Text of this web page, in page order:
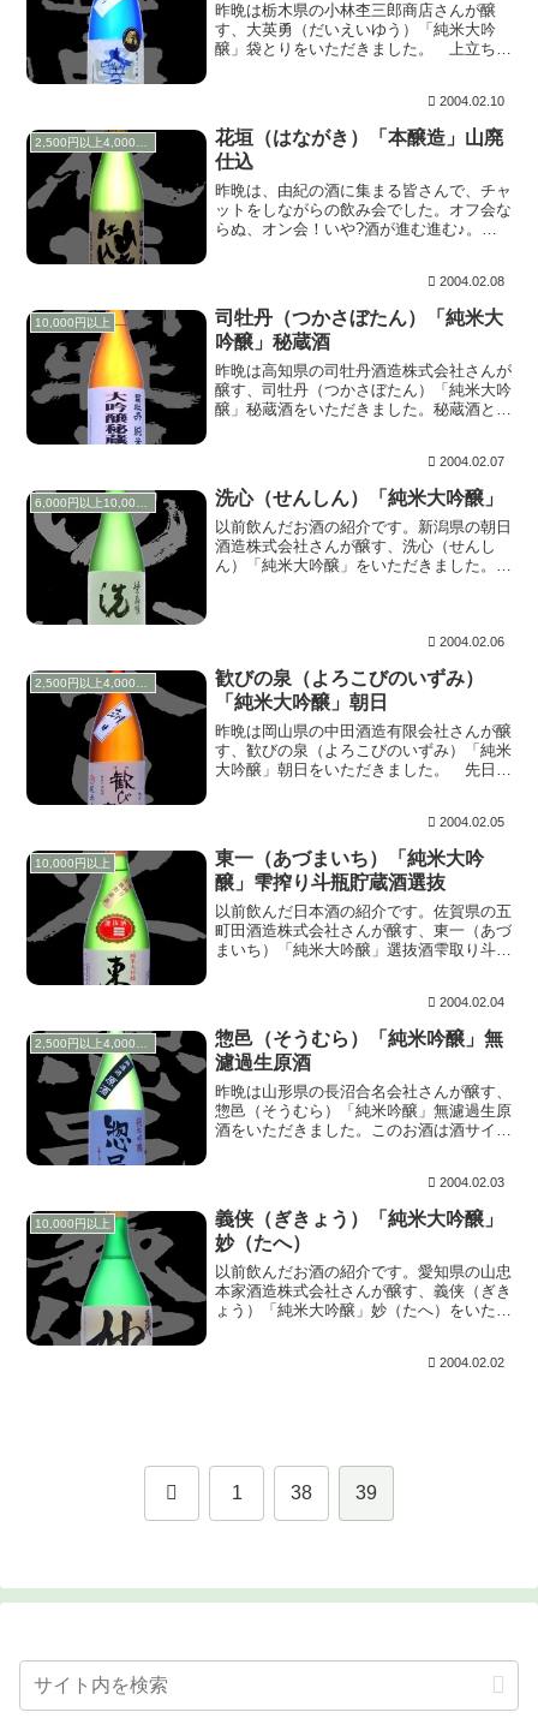
昨晩は栃木県の小林杢三郎商店さんが醸
す、大英勇（だいえいゆう）「純米大吟
醸」袋とりをいただきました。 上立ち香
飛びっきり♪大変おいしゅうございまし
た。 このお酒は酒...
2004.02.10
2,500円以上4,000円未満
花垣（はながき）「本醸造」山廃
仕込
昨晩は、由紀の酒に集まる皆さんで、チャ
ットをしながらの飲み会でした。オフ会な
らぬ、オン会！いや?酒が進む進む♪。飲
山廃仕込みです。 上立ち香はほんのりこ
っくりと麹様...
2004.02.08
10,000円以上
司牡丹（つかさぼたん）「純米大
吟醸」秘蔵酒
昨晩は高知県の司牡丹酒造株式会社さんが
醸す、司牡丹（つかさぼたん）「純米大吟
醸」秘蔵酒をいただきました。秘蔵酒と言
う意味があるそうです。その条件に合って
いるお酒とい...
2004.02.07
洗心（せんしん）「純米大吟醸」
以前飲んだお酒の紹介です。新潟県の朝日
酒造株式会社さんが醸す、洗心（せんし
ん）「純米大吟醸」をいただきました。か
2004.02.06
歓びの泉（よろこびのいずみ）
「純米大吟醸」朝日
昨晩は岡山県の中田酒造有限会社さんが醸
す、歓びの泉（よろこびのいずみ）「純米
大吟醸」朝日をいただきました。 先日は
しぼりたて本生ですので爽やかでビッカビ
カの元気が出...
2004.02.05
10,000円以上
東一（あづまいち）「純米大吟
醸」雫搾り斗瓶貯蔵酒選抜
以前飲んだ日本酒の紹介です。佐賀県の五
町田酒造株式会社さんが醸す、東一（あづ
まいち）「純米大吟醸」選抜酒雫取り斗瓶
特に選び抜いたものに赤いシールが貼られ
て出荷される...
2004.02.04
惣邑（そうむら）「純米吟醸」無
濾過生原酒
昨晩は山形県の長沼合名会社さんが醸す、
惣邑（そうむら）「純米吟醸」無濾過生原
酒をいただきました。このお酒は酒サイト
に香ります。含むと、いや～旨い！。無濾
過生原酒らし...
2004.02.03
10,000円以上
義侠（ぎきょう）「純米大吟醸」
妙（たへ）
以前飲んだお酒の紹介です。愛知県の山忠
本家酒造株式会社さんが醸す、義侠（ぎき
ょう）「純米大吟醸」妙（たへ）をいただ
レンドしたものです。 上立ち香は穏やか
2004.02.02
前 1 38 39